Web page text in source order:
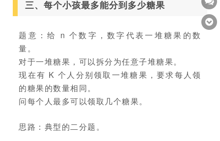
三、每个小孩最多能分到多少糖果
题意：给 n 个数字，数字代表一堆糖果的数
量。
对于一堆糖果，可以拆分为任意子堆糖果。
现在有 K 个人分别领取一堆糖果，要求每人领
的糖果的数量相同。
问每个人最多可以领取几个糖果。
思路：典型的二分题。